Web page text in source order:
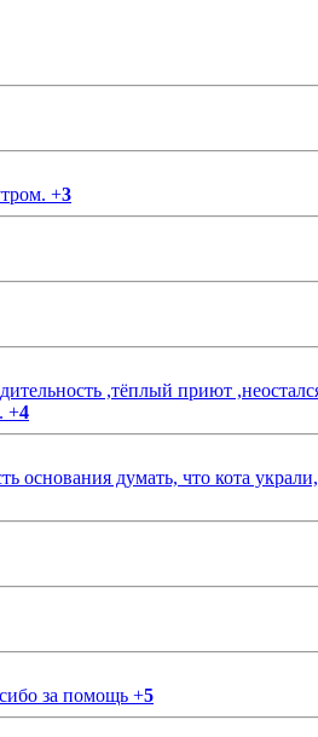
+3
,тёплый приют
+4
думать, что кота
за помощь +5